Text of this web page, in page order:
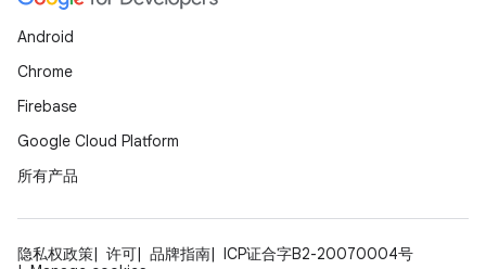
Android
Chrome
Firebase
Google Cloud Platform
所有产品
隐私权政策 许可 品牌指南
ICP证合字B2-20070004号